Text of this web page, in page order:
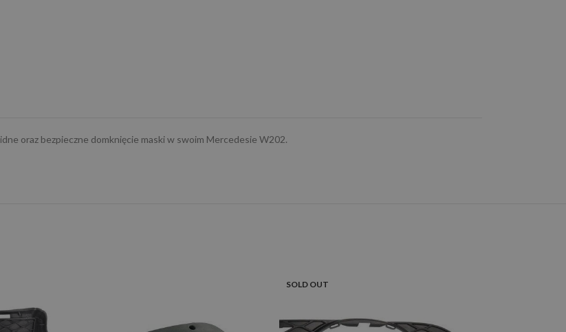
oraz bezpieczne domknięcie maski w swoim Mercedesie W202.
SOLD OUT